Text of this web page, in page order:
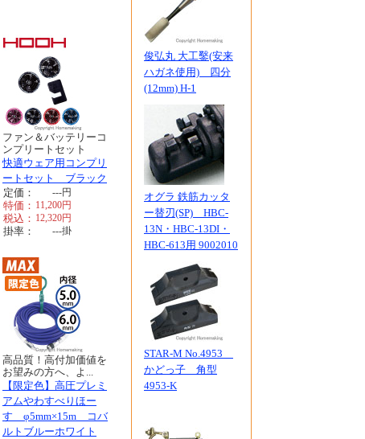
ファン＆バッテリーコ
ンプリートセット
快適ウェア用コンプリ
ートセット ブラック
定価：
---円
特価： 11,200円
税込： 12,320円
掛率： ---掛
高品質！高付加価値を
お望みの方へ、よ...
【限定色】高圧プレミ
アムやわすべりほー
す φ5mm×15m コバ
ルトブルーホワイト
俊弘丸 大工鑿(安来
ハガネ使用) 四分
(12mm) H-1
オグラ 鉄筋カッタ
ー替刃(SP) HBC-
13N・HBC-13DI・
HBC-613用 9002010
STAR-M No.4953
かどっ子 角型
4953-K